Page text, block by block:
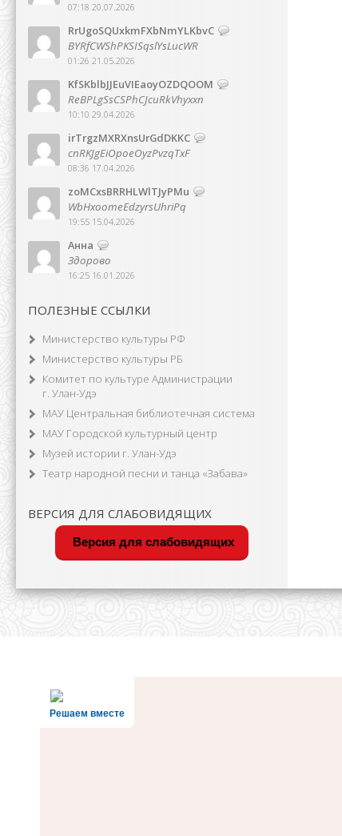
07:18 20.07.2026
RrUgoSQUxkmFXbNmYLKbvC
BYRfCWShPKSISqslYsLucWR
01:26 21.05.2026
KfSKblbJJEuVIEaoyOZDQOOM
ReBPLgSsCSPhCJcuRkVhyxxn
10:10 29.04.2026
irTrgzMXRXnsUrGdDKKC
cnRKJgEiOpoeOyzPvzqTxF
08:36 17.04.2026
zoMCxsBRRHLWlTJyPMu
WbHxoomeEdzyrsUhriPq
19:55 15.04.2026
Анна
Здорово
16:25 16.01.2026
ПОЛЕЗНЫЕ ССЫЛКИ
Министерство культуры РФ
Министерство культуры РБ
Комитет по культуре Администрации
г. Улан-Удэ
МАУ Центральная библиотечная система
МАУ Городской культурный центр
Музей истории г. Улан-Удэ
Театр народной песни и танца «Забава»
ВЕРСИЯ ДЛЯ СЛАБОВИДЯЩИХ
Версия для слабовидящих
Решаем вместе